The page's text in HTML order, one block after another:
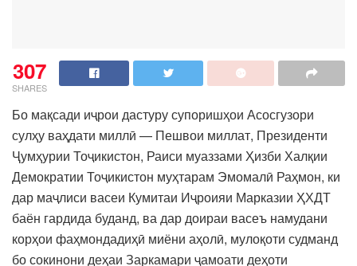
307
SHARES
Бо мақсади иҷрои дастуру супоришҳои Асосгузори
сулҳу ваҳдати миллӣ — Пешвои миллат, Президенти
Ҷумҳурии Тоҷикистон, Раиси муаззами Ҳизби Халқии
Демократии Тоҷикистон муҳтарам Эмомалӣ Раҳмон, ки
дар маҷлиси васеи Кумитаи Иҷроияи Марказии ҲХДТ
баён гардида буданд, ва дар доираи васеъ намудани
корҳои фаҳмондадиҳӣ миёни аҳолӣ, мулоқоти судманд
бо сокинони деҳаи Заркамари ҷамоати деҳоти